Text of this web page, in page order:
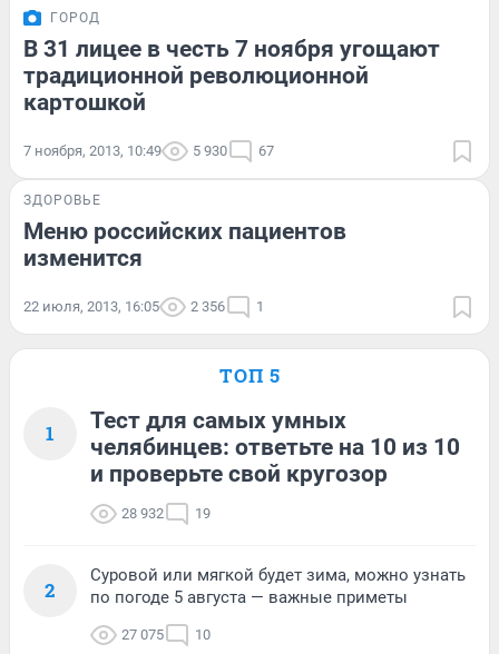
ГОРОД
В 31 лицее в честь 7 ноября угощают
традиционной революционной
картошкой
7 ноября, 2013, 10:49 5 930 67
ЗДОРОВЬЕ
Меню российских пациентов
изменится
22 июля, 2013, 16:05 2 356 1
ТОП 5
1
Тест для самых умных
челябинцев: ответьте на 10 из 10
и проверьте свой кругозор
28 932 19
2
Суровой или мягкой будет зима, можно узнать
по погоде 5 августа — важные приметы
27 075 10